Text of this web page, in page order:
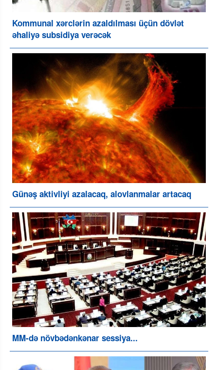
Kommunal xərclərin azaldılması üçün dövlət
əhaliyə subsidiya verəcək
Günəş aktivliyi azalacaq, alovlanmalar artacaq
MM-də növbədənkənar sessiya...